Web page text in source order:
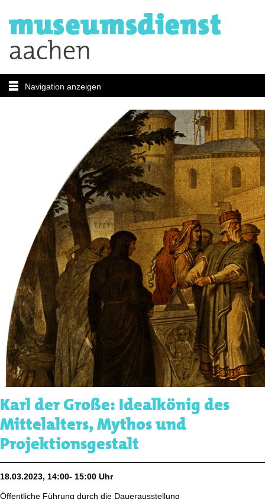
Navigation anzeigen
Karl der Große: Idealkönig des
Mittelalters, Mythos und
Projektionsgestalt
18.03.2023, 14:00- 15:00 Uhr
Öffentliche Führung durch die Dauerausstellung